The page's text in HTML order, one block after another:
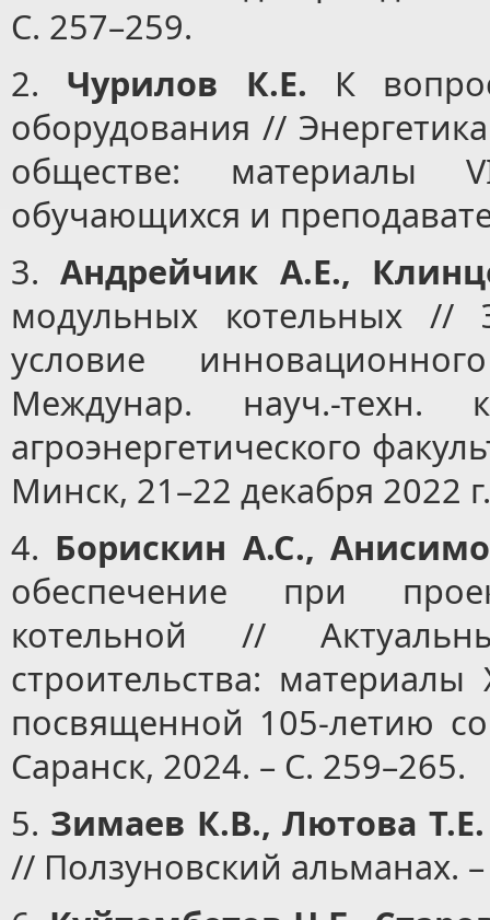
С. 257–259.
2. Чурилов К.Е. К
оборудования //
обществе: материалы
обучающихся и
3.Андрейчик А.Е.,
модульных котельных //
условие
Междунар. науч.-техн.
агроэнергетического
Минск, 21–22 декабря 2022
4. Борискин А.С.,
обеспечение при
котельной //
строительства:
посвященной 105-летию
Саранск, 2024. – С. 259–265.
5. Зимаев К.В., Лютова Т.Е.
// Ползуновский альманах.